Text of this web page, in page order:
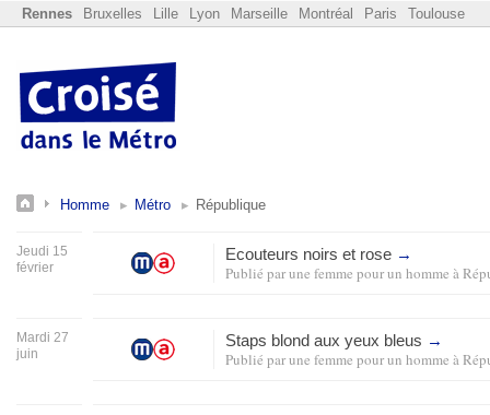
Rennes Bruxelles Lille Lyon Marseille Montréal Paris Toulouse
Homme Métro République
Jeudi 15
février
Ecouteurs noirs et rose →
Publié parune femme pour un homme à
Mardi 27
juin
Staps blond aux yeux bleus →
Publié parune femme pour un homme à